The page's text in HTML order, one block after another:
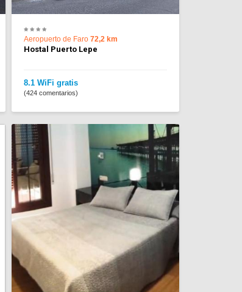
Aeropuerto de Faro 72,2 km
Hostal Puerto Lepe
8.1 WiFi gratis
(424 comentarios)